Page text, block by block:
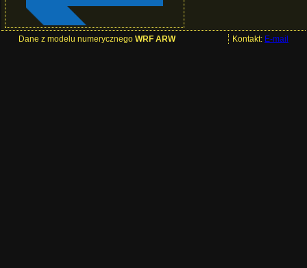
Dane z modelu numerycznego WRF ARW Kontakt: E-mail